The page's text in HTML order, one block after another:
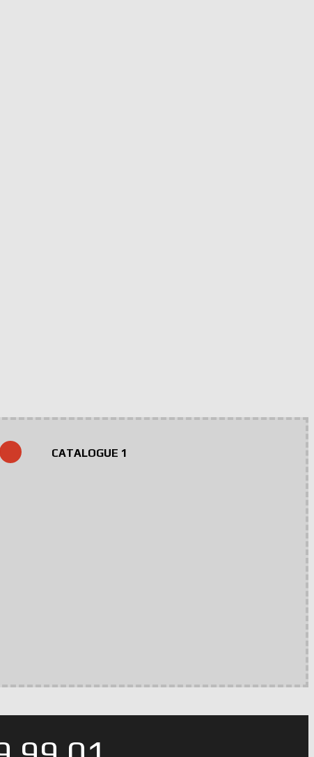
CATALOGUE 1